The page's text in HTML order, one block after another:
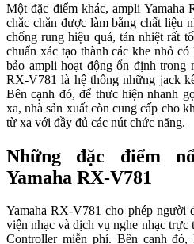
Một đặc điểm khác, ampli
chắc chắn được làm bằng chất liệu
chống rung hiệu quả, tản nhiệt rất
chuẩn xác tạo thành các khe nhỏ
bảo ampli hoạt động ổn định trong
RX-V781 là hệ thống những jack
Bên cạnh đó, để thưc hiện nhanh
xa, nhà sản xuất còn cung cấp cho
từ xa với đầy đủ các nút chức năng.
Những đặc điểm
Yamaha RX-V781
Yamaha RX-V781 cho phép người
viện nhạc và dịch vụ nghe nhạc
Controller miễn phí. Bên cạnh